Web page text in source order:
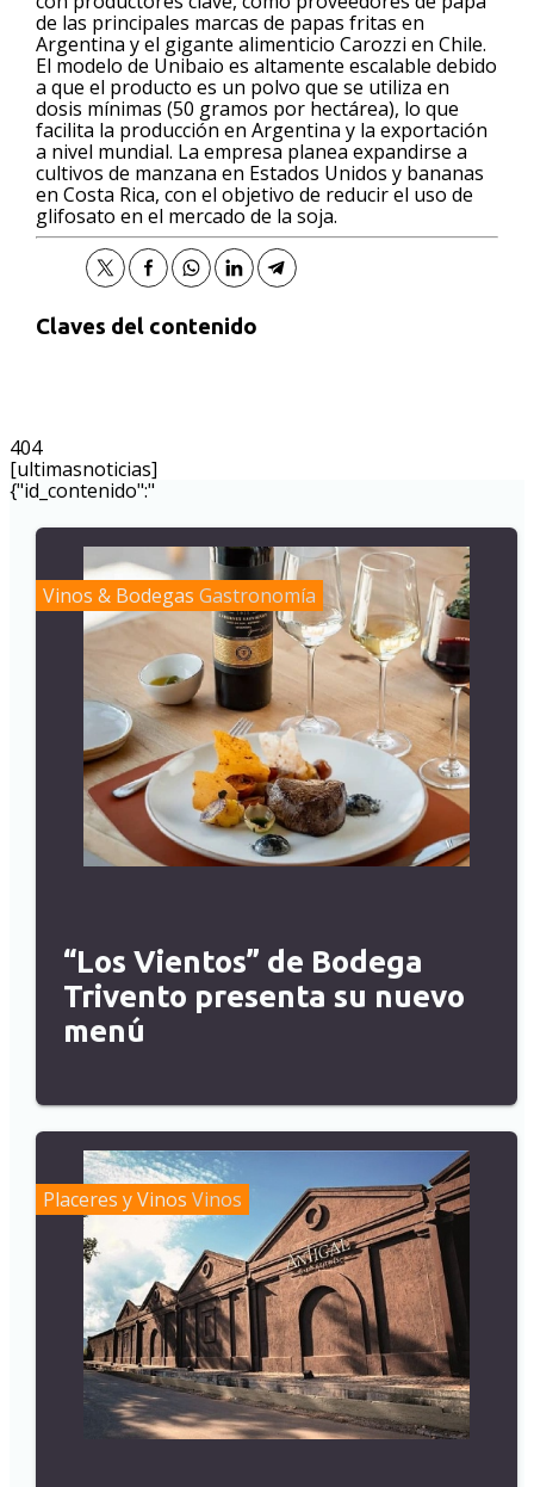
404
[ultimasnoticias]
de las principales marcas de papas fritas en
Argentina y el gigante alimenticio Carozzi en Chile.
El modelo de Unibaio es altamente escalable debido
a que el producto es un polvo que se utiliza en
dosis mínimas (50 gramos por hectárea), lo que
facilita la producción en Argentina y la exportación
a nivel mundial. La empresa planea expandirse a
cultivos de manzana en Estados Unidos y bananas
en Costa Rica, con el objetivo de reducir el uso de
glifosato en el mercado de la soja.
Claves del contenido
{"id_contenido":"
Vinos & Bodegas Gastronomía
“Los Vientos” de Bodega
Trivento presenta su nuevo
menú
Placeres y Vinos Vinos